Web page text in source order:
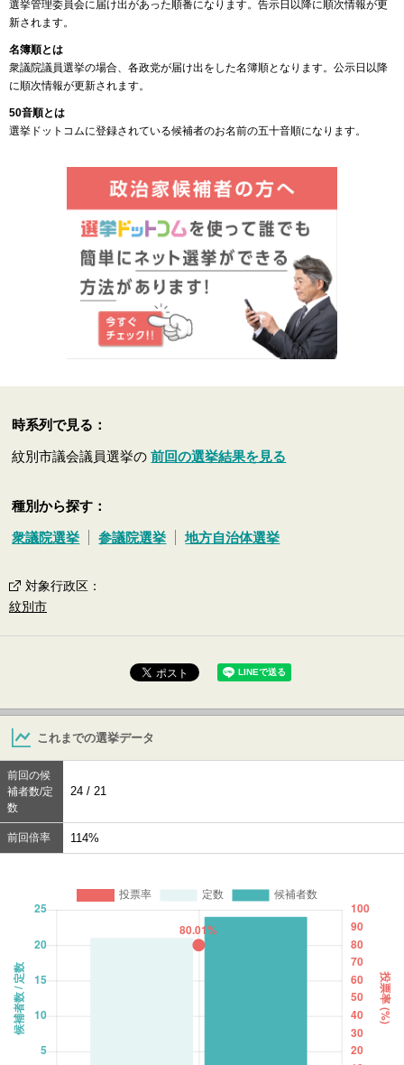
選挙管理委員会に届け出があった順番になります。告示日以降に順次情報が更
新されます。
名簿順とは
衆議院議員選挙の場合、各政党が届け出をした名簿順となります。公示日以降
に順次情報が更新されます。
50音順とは
選挙ドットコムに登録されている候補者のお名前の五十音順になります。
時系列で見る：
紋別市議会議員選挙の前回の選挙結果を見る
種別から探す：
衆議院選挙 参議院選挙 地方自治体選挙
対象行政区 ：
紋別市
これまでの選挙データ
前回の候
補者数/定
数
24 / 21
前回倍率 114%